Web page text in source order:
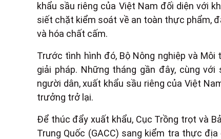
khẩu sầu riêng của Việt Nam đối diện với
siết chặt kiểm soát về an toàn thực phẩm,
và hóa chất cấm.
Trước tình hình đó, Bộ Nông nghiệp và
giải pháp. Những tháng gần đây, cùng
người dân, xuất khẩu sầu riêng của Việt
trưởng trở lại.
Để thúc đẩy xuất khẩu, Cục Trồng trọt và
Trung Quốc (GACC) sang kiểm tra thực